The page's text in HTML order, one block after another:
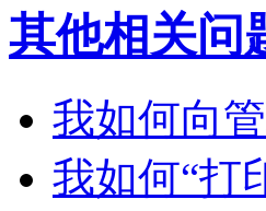
其他相关问
我如何向
我如何“打